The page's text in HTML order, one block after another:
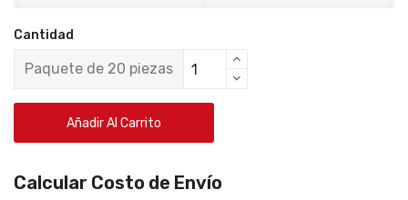
Cantidad
Paquete de 20 piezas
Añadir Al Carrito
Calcular Costo de Envío